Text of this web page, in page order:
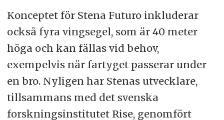
Konceptet för Stena Futuro inkluderar
också fyra vingsegel, som är 40 meter
höga och kan fällas vid behov,
exempelvis när fartyget passerar under
en bro. Nyligen har Stenas utvecklare,
tillsammans med det svenska
forskningsinstitutet Rise, genomfört